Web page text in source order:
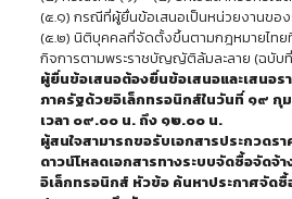
(๕.๑) กรณีที่ผู้ยื่นข้อเสนอเป็นหน่วยงานขอ
(๕.๒) นิติบุคคลที่จัดตั้งขึ้นตามกฎหมายไทย
กิจการตามพระราชบัญญัติล้มละลาย (ฉบับ
ผู้ยื่นข้อเสนอต้องยื่นข้อเสนอและเสนอร
ภาครัฐด้วยอิเล็กทรอนิกส์ในวันที่ ๑๙ กุ
เวลา ๐๙.๐๐ น. ถึง ๑๒.๐๐ น.
ผู้สนใจสามารถขอรับเอกสารประกวดร
ดาวน์โหลดเอกสารทางระบบจัดซื้อจัดจ้
อิเล็กทรอนิกส์ หัวข้อ ค้นหาประกาศจัด